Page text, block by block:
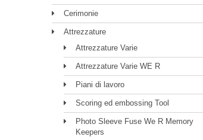
Cerimonie
Attrezzature
Attrezzature Varie
Attrezzature Varie WE R
Piani di lavoro
Scoring ed embossing Tool
Photo Sleeve Fuse We R Memory
Keepers